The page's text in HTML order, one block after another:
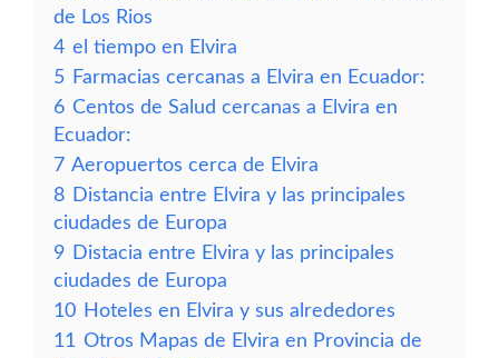
de Los Rios
4 el tiempo en Elvira
5 Farmacias cercanas a Elvira en Ecuador:
6 Centos de Salud cercanas a Elvira en
Ecuador:
7 Aeropuertos cerca de Elvira
8 Distancia entre Elvira y las principales
ciudades de Europa
9 Distacia entre Elvira y las principales
ciudades de Europa
10 Hoteles en Elvira y sus alrededores
11 Otros Mapas de Elvira en Provincia de